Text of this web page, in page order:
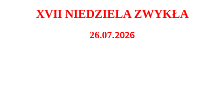
XVII NIEDZIELA ZWYKŁA
26.07.2026